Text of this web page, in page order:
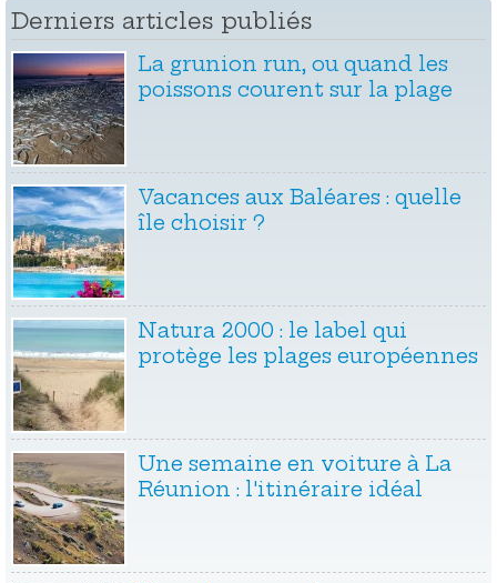
Derniers articles publiés
La grunion run, ou quand les
poissons courent sur la plage
Vacances aux Baléares : quelle
île choisir ?
Natura 2000 : le label qui
protège les plages européennes
Une semaine en voiture à La
Réunion : l'itinéraire idéal